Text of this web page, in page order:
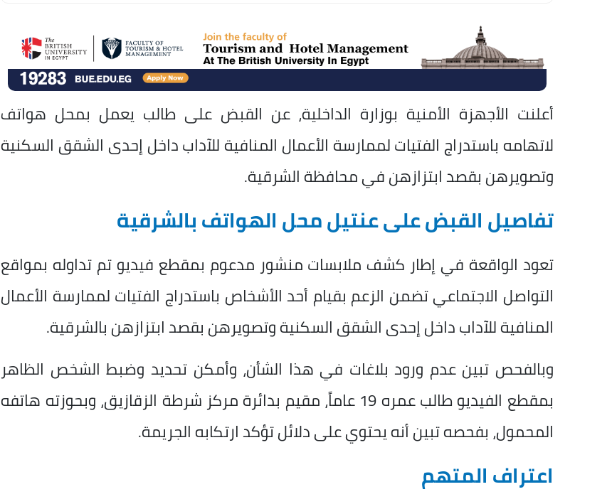
أعلنت الأجهزة الأمنية بوزارة الداخلية، عن القبض على طالب يعمل بمحل هواتف
لاتهامه باستدراج الفتيات لممارسة الأعمال المنافية للآداب داخل إحدى الشقق السكنية
وتصويرهن بقصد ابتزازهن في محافظة الشرقية.
تفاصيل القبض على عنتيل محل الهواتف بالشرقية
تعود الواقعة في إطار كشف ملابسات منشور مدعوم بمقطع فيديو تم تداوله بمواقع
التواصل الاجتماعي تضمن الزعم بقيام أحد الأشخاص باستدراج الفتيات لممارسة الأعمال
المنافية للآداب داخل إحدى الشقق السكنية وتصويرهن بقصد ابتزازهن بالشرقية.
وبالفحص تبين عدم ورود بلاغات في هذا الشأن، وأمكن تحديد وضبط الشخص الظاهر
بمقطع الفيديو طالب عمره 19 عاماً، مقيم بدائرة مركز شرطة الزقازيق، وبحوزته هاتفه
المحمول، بفحصه تبين أنه يحتوي على دلائل تؤكد ارتكابه الجريمة.
اعتراف المتهم